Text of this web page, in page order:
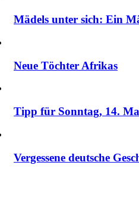
Mädels unter sich: Ein
Neue Töchter Afrikas
Tipp für Sonntag, 14.
Vergessene deutsche